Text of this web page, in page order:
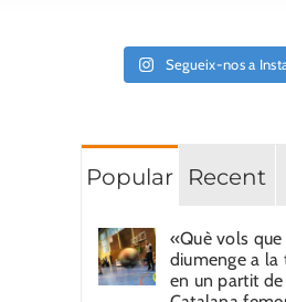
Segueix-nos a
Popular Recent
«Què vols
diumenge a la
en un partit de